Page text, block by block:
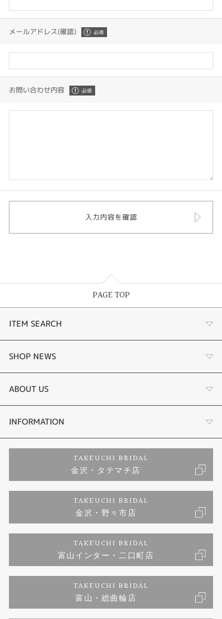
メールアドレス(確認)
お問い合わせ内容
PAGE TOP
ITEM SEARCH
婚約指輪
結婚指輪
セットリング
婚約ネックレス
ダイヤモンド
ジュエリーリフォーム
SHOP NEWS
選ばれる理由まとめ
お客様の声
プロポーズサポート
ブランドリスト
福井指輪工房｜手作りペアリング
福井指輪工房｜手作り結婚指輪 and 婚約指輪
福井工房｜手作り婚約指輪プロポーズプラン
ABOUT US
会社概要
お客様の声
INFORMATION
プライバシーポリシー
TAKEUCHI BRIDAL
金沢・タテマチ店
TAKEUCHI BRIDAL
金沢・野々市店
TAKEUCHI BRIDAL
富山インター・二口町店
TAKEUCHI BRIDAL
富山・総曲輪店